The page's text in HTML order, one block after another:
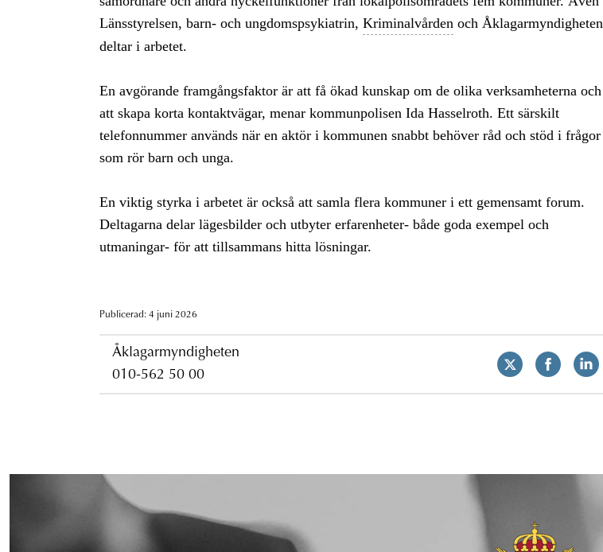
Länsstyrelsen, barn- och ungdomspsykiatrin, Kriminalvården och Åklagarmyndigheten
deltar i arbetet.
En avgörande framgångsfaktor är att få ökad kunskap om de olika verksamheterna och
att skapa korta kontaktvägar, menar kommunpolisen Ida Hasselroth. Ett särskilt
telefonnummer används när en aktör i kommunen snabbt behöver råd och stöd i frågor
som rör barn och unga.
En viktig styrka i arbetet är också att samla flera kommuner i ett gemensamt forum.
Deltagarna delar lägesbilder och utbyter erfarenheter- både goda exempel och
utmaningar- för att tillsammans hitta lösningar.
Publicerad: 4 juni 2026
Åklagarmyndigheten
010-562 50 00